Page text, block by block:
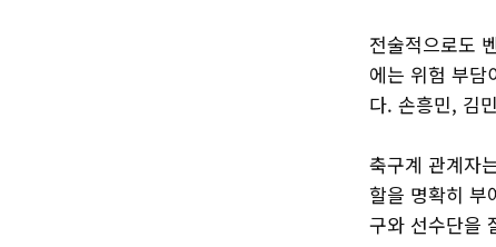
전술적으로도
에는 위험 부담
다. 손흥민, 김
축구계 관계자
할을 명확히 부
구와 선수단을